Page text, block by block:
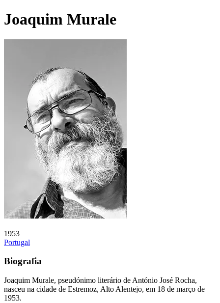
Joaquim Murale
1953
Portugal
Biografia
Joaquim Murale, pseudónimo literário de António José Rocha,
nasceu na cidade de Estremoz, Alto Alentejo, em 18 de março de
1953.